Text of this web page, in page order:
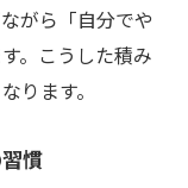
がら「自分でや
。こうした積み
ります。
慣